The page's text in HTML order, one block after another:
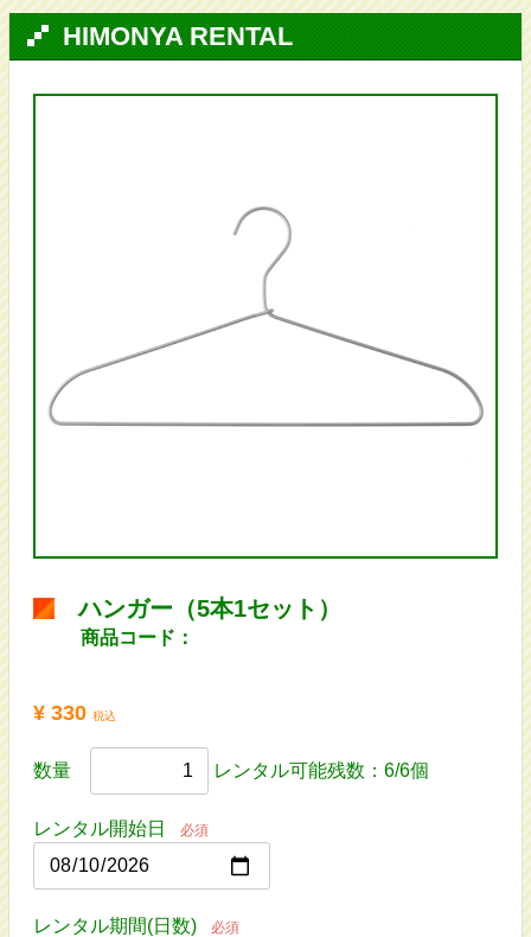
HIMONYA RENTAL
ハンガー（5本1セット）
商品コード：
¥ 330 税込
数量 レンタル可能残数：6/6個
レンタル開始日 必須
レンタル期間(日数) 必須